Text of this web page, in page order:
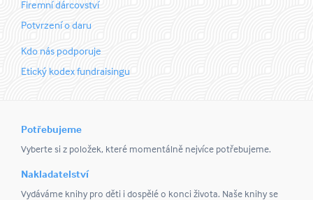
Firemní dárcovství
Potvrzení o daru
Kdo nás podporuje
Etický kodex fundraisingu
Potřebujeme
Vyberte si z položek, které momentálně nejvíce potřebujeme.
Nakladatelství
Vydáváme knihy pro děti i dospělé o konci života. Naše knihy se